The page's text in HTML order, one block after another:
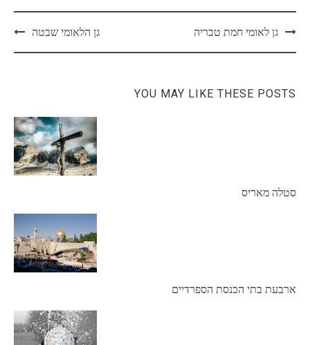
Postגן לאומי חמת טבריה גן הלאומי שבטה
YOU MAY LIKE THESE POSTS
סטלה מאריס
ארבעת בתי הכנסת הספרדיים